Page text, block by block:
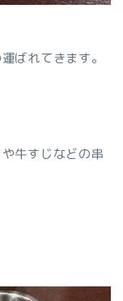
ばれてきます。
牛すじなどの串